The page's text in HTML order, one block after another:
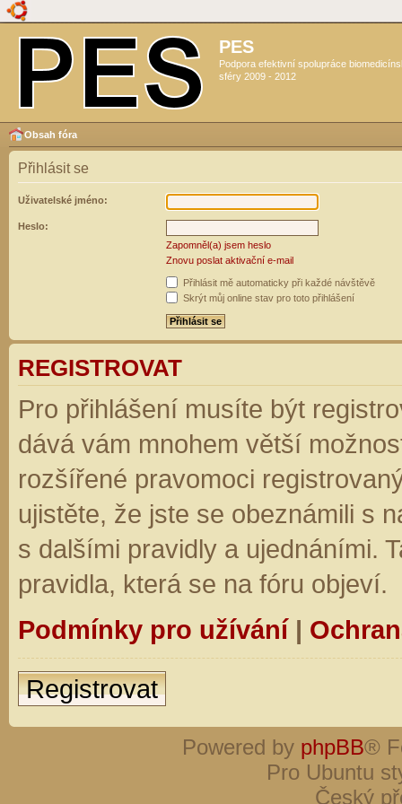
PES
Podpora efektivní spolupráce
sféry 2009 - 2012
Obsah fóra
Přihlásit se
Uživatelské jméno:
Heslo:
Zapomněl(a) jsem heslo
Znovu poslat aktivační e-mail
Přihlásit mě automaticky při každé návštěvě
Skrýt můj online stav pro toto přihlášení
REGISTROVAT
Pro přihlášení musíte být
dává vám mnohem větší
rozšířené pravomoci
ujistěte, že jste se obeznámili s
s dalšími pravidly a ujednáními.
pravidla, která se na fóru objeví.
Podmínky pro užívání|
Registrovat
Powered by phpBB®
Pro Ubuntu
Český